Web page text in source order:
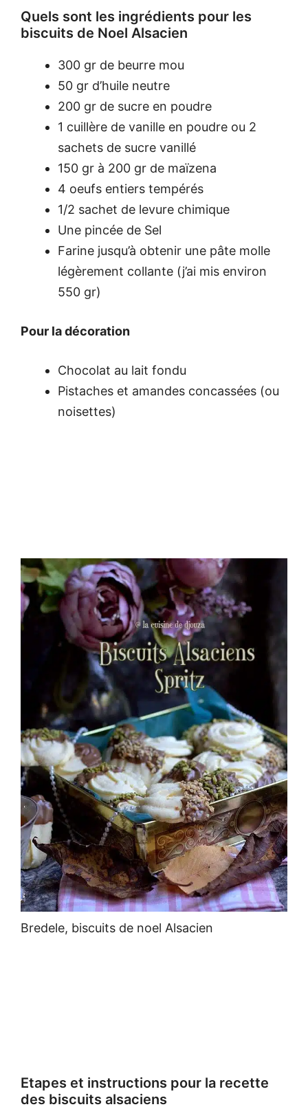
Quels sont les ingrédients pour les
biscuits de Noel Alsacien
300 gr de beurre mou
50 gr d’huile neutre
200 gr de sucre en poudre
1 cuillère de vanille en poudre ou 2
sachets de sucre vanillé
150 gr à 200 gr de maïzena
4 oeufs entiers tempérés
1/2 sachet de levure chimique
Une pincée de Sel
Farine jusqu’à obtenir une pâte molle
légèrement collante (j’ai mis environ
550 gr)
Pour la décoration
Chocolat au lait fondu
Pistaches et amandes concassées (ou
noisettes)
Bredele, biscuits de noel Alsacien
Etapes et instructions pour la recette
des biscuits alsaciens